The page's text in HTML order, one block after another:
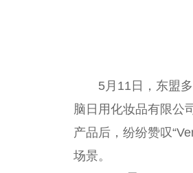
5月11日，东盟
脑日用化妆品有限公
产品后，纷纷赞叹
场景。